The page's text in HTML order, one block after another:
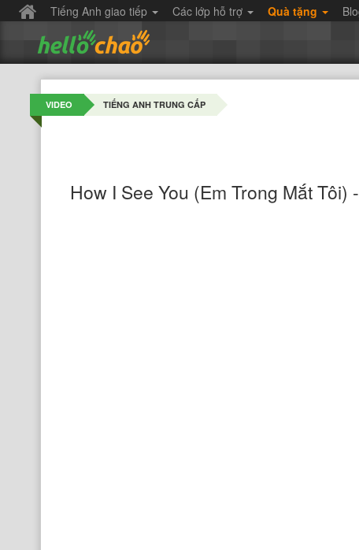
Tiếng Anh giao tiếp Các lớp hỗ trợ Quà tặng
VIDEO TIẾNG ANH TRUNG CẤP
How I See You (Em Trong Mắt Tôi)